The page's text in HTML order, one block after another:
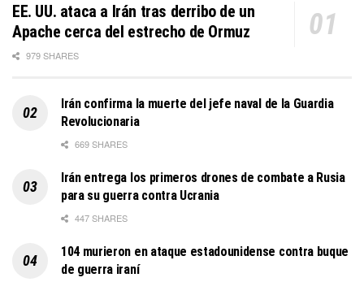
EE. UU. ataca a Irán tras derribo de un
Apache cerca del estrecho de Ormuz
979 SHARES
Irán confirma la muerte del jefe naval de la Guardia
Revolucionaria
669 SHARES
Irán entrega los primeros drones de combate a Rusia
para su guerra contra Ucrania
447 SHARES
104 murieron en ataque estadounidense contra buque
de guerra iraní